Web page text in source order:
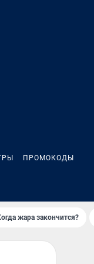
ПРОМОКОДЫ
жара закончится?